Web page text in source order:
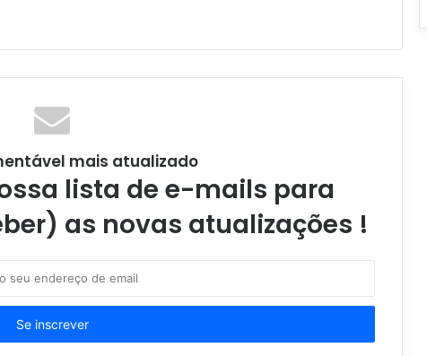
mais atualizado
lista de e-mails para
as novas atualizações !